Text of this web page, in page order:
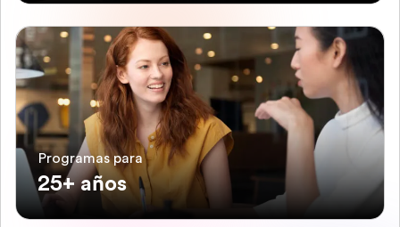
Programas para
25+ años